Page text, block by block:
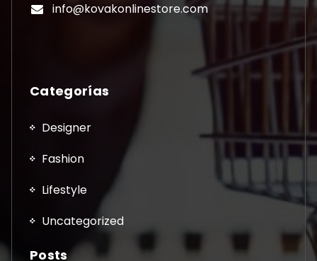
info@kovakonlinestore.com
Categorías
Designer
Fashion
Lifestyle
Uncategorized
Posts